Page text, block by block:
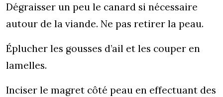
Dégraisser un peu le canard si nécessaire
autour de la viande. Ne pas retirer la peau.
Éplucher les gousses d’ail et les couper en
lamelles.
Inciser le magret côté peau en effectuant des